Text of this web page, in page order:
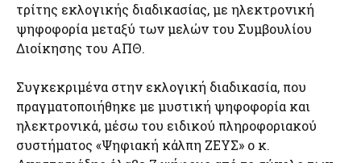
τρίτης εκλογικής διαδικασίας, με ηλεκτρονική
ψηφοφορία μεταξύ των μελών του Συμβουλίου
Διοίκησης του ΑΠΘ.
Συγκεκριμένα στην εκλογική διαδικασία, που
πραγματοποιήθηκε με μυστική ψηφοφορία και
ηλεκτρονικά, μέσω του ειδικού πληροφοριακού
συστήματος «Ψηφιακή κάλπη ΖΕΥΣ» ο κ.